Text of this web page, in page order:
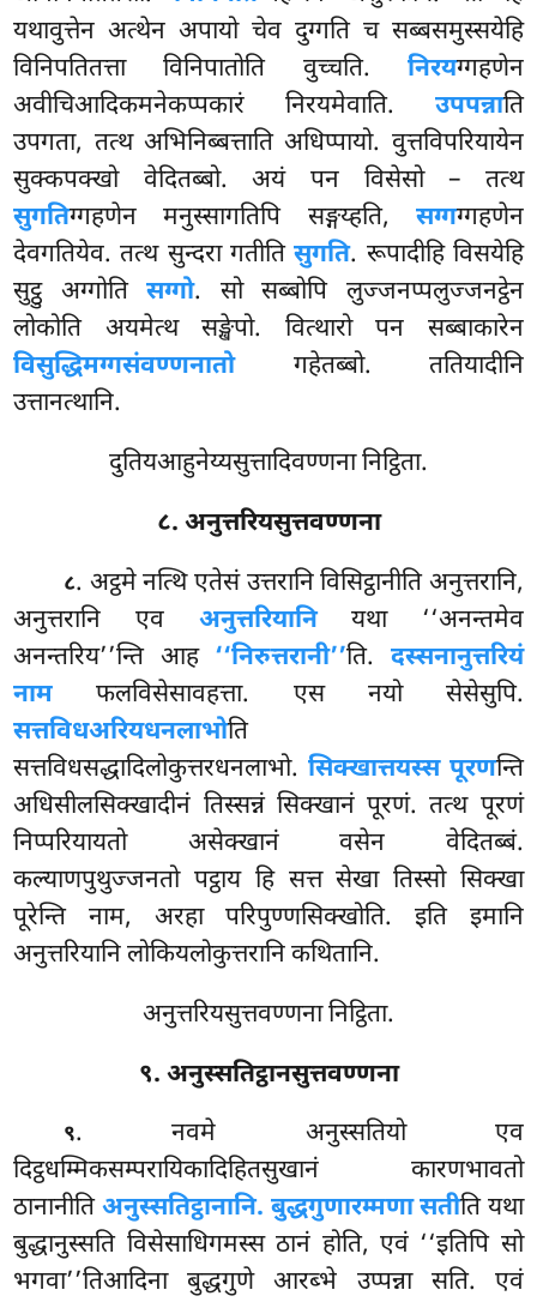
यथावुत्तेन अत्थेन अपायो चेव दुग्गति च सब्बसमुस्सयेहि
विनिपतितत्ता विनिपातोति वुच्चति. निरयग्गहणेन
अवीचिआदिकमनेकप्पकारं निरयमेवाति. उपपन्नाति
उपगता, तत्थ अभिनिब्बत्ताति अधिप्पायो. वुत्तविपरियायेन
सुक्कपक्खो वेदितब्बो. अयं पन विसेसो – तत्थ
सुगतिग्गहणेन मनुस्सागतिपि सङ्गय्हति, सग्गग्गहणेन
देवगतियेव. तत्थ सुन्दरा गतीतिसुगति. रूपादीहि विसयेहि
सुट्ठु अग्गोतिसग्गो. सो सब्बोपि लुज्जनप्पलुज्जनट्ठेन
लोकोति अयमेत्थ सङ्खेपो. वित्थारो पन सब्बाकारेन
विसुद्धिमग्गसंवण्णनातोगहेतब्बो. ततियादीनि
उत्तानत्थानि.
दुतियआहुनेय्यसुत्तादिवण्णना निट्ठिता.
८. अनुत्तरियसुत्तवण्णना
८. अट्ठमेनत्थि एतेसं उत्तरानि विसिट्ठानीति अनुत्तरानि,
अनुत्तरानि एव अनुत्तरियानियथा ‘‘अनन्तमेव
अनन्तरिय’’न्ति आह ‘‘निरुत्तरानी’’ति. दस्सनानुत्तरियं
नाम फलविसेसावहत्ता. एस नयो सेसेसुपि.
सत्तविधअरियधनलाभोति
सत्तविधसद्धादिलोकुत्तरधनलाभो. सिक्खात्तयस्स पूरणन्ति
अधिसीलसिक्खादीनं तिस्सन्नं सिक्खानं पूरणं. तत्थ पूरणं
निप्परियायतो असेक्खानं वसेन वेदितब्बं.
कल्याणपुथुज्जनतो पट्ठाय हि सत्त सेखा तिस्सो सिक्खा
पूरेन्ति नाम, अरहा परिपुण्णसिक्खोति. इति इमानि
अनुत्तरियानि लोकियलोकुत्तरानि कथितानि.
अनुत्तरियसुत्तवण्णना निट्ठिता.
९. अनुस्सतिट्ठानसुत्तवण्णना
९. नवमे अनुस्सतियो एव
दिट्ठधम्मिकसम्परायिकादिहितसुखानं कारणभावतो
ठानानीतिअनुस्सतिट्ठानानि. बुद्धगुणारम्मणा सतीति यथा
बुद्धानुस्सति विसेसाधिगमस्स ठानं होति, एवं ‘‘इतिपि सो
भगवा’’तिआदिना बुद्धगुणे आरब्भे उप्पन्ना सति. एवं